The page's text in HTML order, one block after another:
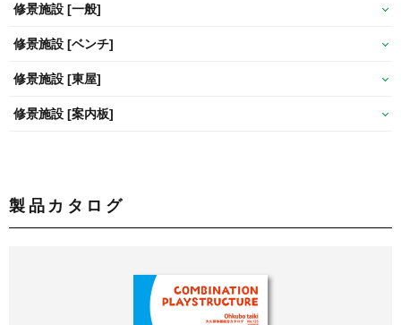
修景施設 [一般]
修景施設 [ベンチ]
修景施設 [東屋]
修景施設 [案内板]
製品カタログ